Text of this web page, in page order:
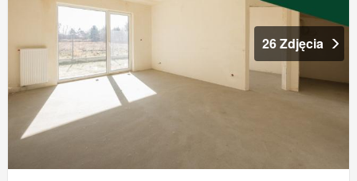
26 Zdjęcia